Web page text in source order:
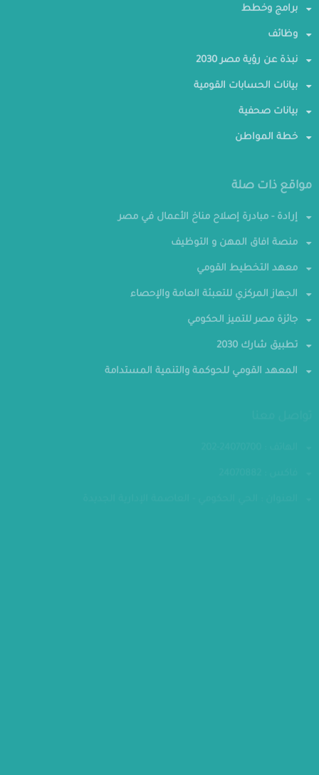
برامج وخطط
وظائف
نبذة عن رؤية مصر 2030
بيانات الحسابات القومية
بيانات صحفية
خطة المواطن
مواقع ذات صلة
إرادة - مبادرة إصلاح مناخ الأعمال في مصر
منصة افاق المهن و التوظيف
معهد التخطيط القومي
الجهاز المركزي للتعبئة العامة والإحصاء
جائزة مصر للتميز الحكومي
تطبيق شارك 2030
المعهد القومي للحوكمة والتنمية المستدامة